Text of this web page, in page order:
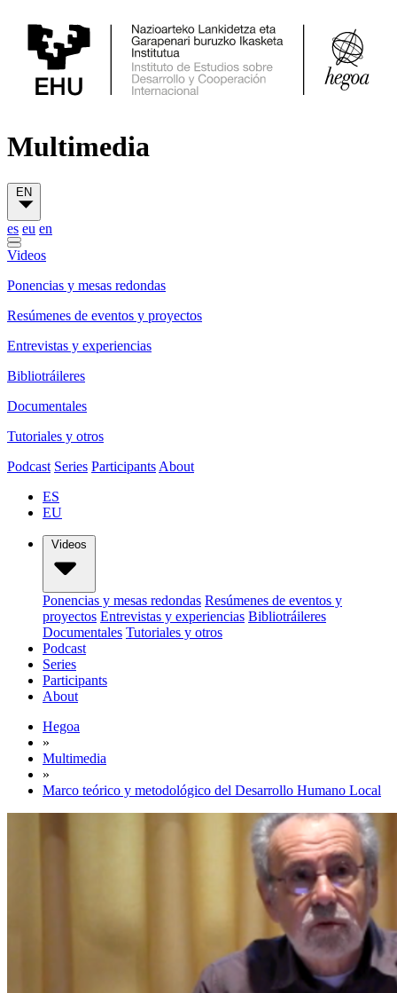
Multimedia
EN
es eu en
Videos
Ponencias y mesas redondas
Resúmenes de eventos y proyectos
Entrevistas y experiencias
Bibliotráileres
Documentales
Tutoriales y otros
Podcast Series Participants About
ES
EU
Videos
Ponencias y mesas redondas Resúmenes de eventos y
proyectos Entrevistas y experiencias Bibliotráileres
Documentales Tutoriales y otros
Podcast
Series
Participants
About
Hegoa
»
Multimedia
»
Marco teórico y metodológico del Desarrollo Humano Local